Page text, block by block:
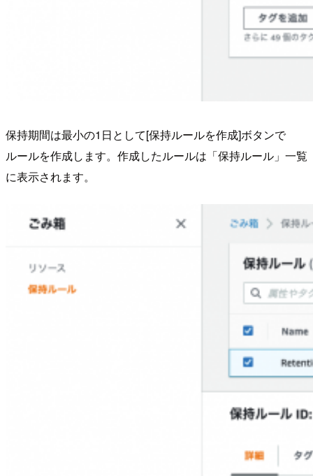
保持期間は最小の1日として[保持ルールを作成]ボタンで
ルールを作成します。作成したルールは「保持ルール」一覧
に表示されます。